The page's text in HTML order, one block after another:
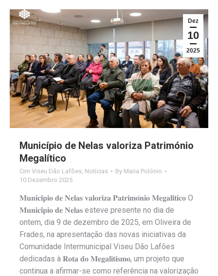
Dez
10
2025
Município de Nelas valoriza Património
Megalítico
Cim Viseu Dão Lafões Notícias By Maria Polónio
10 Dezembro 2025
𝐌𝐮𝐧𝐢𝐜𝐢́𝐩𝐢𝐨 𝐝𝐞 𝐍𝐞𝐥𝐚𝐬 𝐯𝐚𝐥𝐨𝐫𝐢𝐳𝐚 𝐏𝐚𝐭𝐫𝐢𝐦𝐨́𝐧𝐢𝐨 𝐌𝐞𝐠𝐚𝐥𝐢́𝐭𝐢𝐜𝐨 O
𝐌𝐮𝐧𝐢𝐜𝐢́𝐩𝐢𝐨 𝐝𝐞 𝐍𝐞𝐥𝐚𝐬 esteve presente no dia de
ontem, dia 9 de dezembro de 2025, em Oliveira de
Frades, na apresentação das novas iniciativas da
Comunidade Intermunicipal Viseu Dão Lafões
dedicadas à 𝐑𝐨𝐭𝐚 𝐝𝐨 𝐌𝐞𝐠𝐚𝐥𝐢𝐭𝐢𝐬𝐦𝐨, um projeto que
continua a afirmar-se como referência na valorização